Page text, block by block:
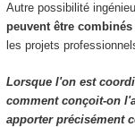
Autre possibilité
peuvent être combinés
les projets
Lorsque l'on est
comment conçoit-on
apporter précisément